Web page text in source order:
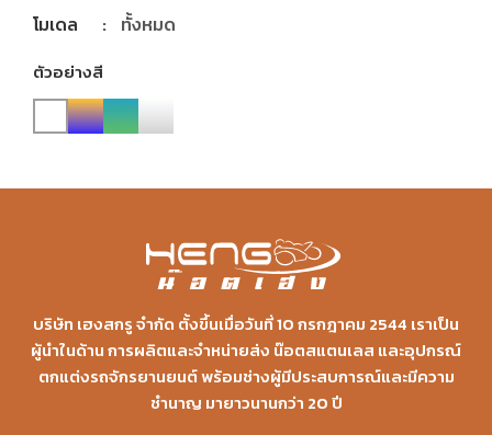
โมเดล
: ทั้งหมด
ตัวอย่างสี
บริษัท เฮงสกรู จำกัด ตั้งขึ้นเมื่อวันที่ 10 กรกฎาคม 2544 เราเป็น
ผู้นำในด้าน การผลิตและจำหน่ายส่ง น๊อตสแตนเลส และอุปกรณ์
ตกแต่งรถจักรยานยนต์ พร้อมช่างผู้มีประสบการณ์และมีความ
ชำนาญ มายาวนานกว่า 20 ปี